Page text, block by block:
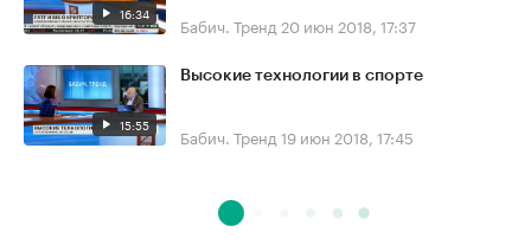
16:34 Бабич. Тренд 20 июн 2018, 17:37
15:55
Высокие технологии в спорте
Бабич. Тренд 19 июн 2018, 17:45